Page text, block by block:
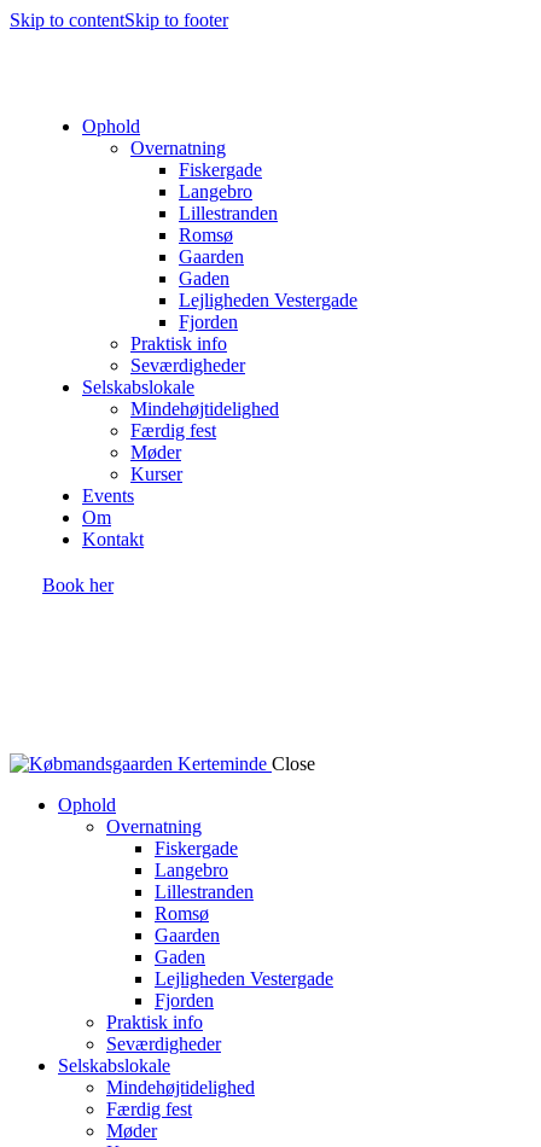
Skip to contentSkip to footer
Ophold
Overnatning
Fiskergade
Langebro
Lillestranden
Romsø
Gaarden
Gaden
Lejligheden Vestergade
Fjorden
Praktisk info
Seværdigheder
Selskabslokale
Mindehøjtidelighed
Færdig fest
Møder
Kurser
Events
Om
Kontakt
Book her
Close
Ophold
Overnatning
Fiskergade
Langebro
Lillestranden
Romsø
Gaarden
Gaden
Lejligheden Vestergade
Fjorden
Praktisk info
Seværdigheder
Selskabslokale
Mindehøjtidelighed
Færdig fest
Møder